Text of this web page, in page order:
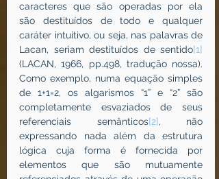
caracteres que são operadas por ela
são destituídos de todo e qualquer
caráter intuitivo, ou seja, nas palavras de
Lacan, seriam destituídos de sentido[1]
(LACAN, 1966, pp.498, tradução nossa).
Como exemplo, numa equação simples
de 1+1=2, os algarismos “1” e “2” são
completamente esvaziados de seus
referenciais semânticos[2], não
expressando nada além da estrutura
lógica cuja forma é fornecida por
elementos que são mutuamente